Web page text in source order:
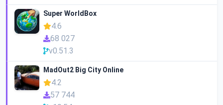
Super WorldBox
4.6
68 027
v0.51.3
MadOut2 Big City Online
4.2
57 744